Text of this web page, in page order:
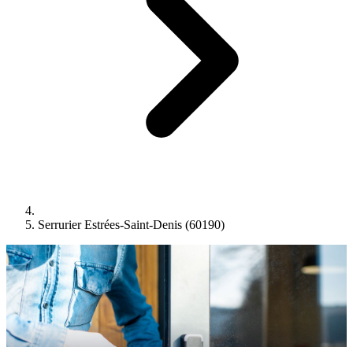
Serrurier Estrées-Saint-Denis (60190)